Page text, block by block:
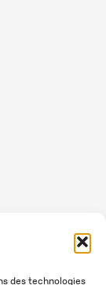
des technologies